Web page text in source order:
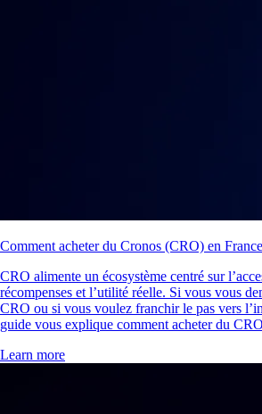
Comment acheter du Cronos (CRO) en France
CRO alimente un écosystème centré sur
récompenses et l’utilité réelle. Si vous vous
CRO ou si vous voulez franchir le pas vers
guide vous explique comment acheter du
Learn more